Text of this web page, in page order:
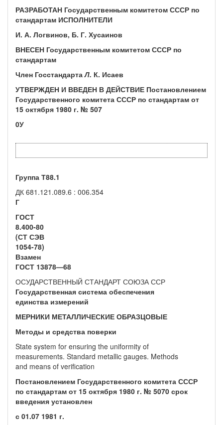
РАЗРАБОТАН Государственным комитетом СССР по
стандартам ИСПОЛНИТЕЛИ
И. А. Логвинов, Б. Г. Хусаинов
ВНЕСЕН Государственным комитетом СССР по
стандартам
Член ГосстандартаЛ. К. Исаев
УТВЕРЖДЕН И ВВЕДЕН В ДЕЙСТВИЕ Постановлением
Государствен­ного комитета СССР по стандартам от
15 октября 1980 г. № 507
0У
Группа Т88.1
ДК 681.121.089.6 : 006.354
Г
ГОСТ
8.400-80
(СТ СЭВ
1054-78)
Взамен
ГОСТ 13878—68
ОСУДАРСТВЕННЫЙ СТАНДАРТ СОЮЗА ССР
Государственная система обеспечения
единства измерений
МЕРНИКИ МЕТАЛЛИЧЕСКИЕ ОБРАЗЦОВЫЕ
Методы и средства поверки
State system for ensuring the uniformity of
measurements. Standard metallic gauges. Methods
and means of verification
Постановлением Государственного комитета СССР
по стандартам от 15 октября 1980 г. № 5070 срок
введения установлен
с 01.07 1981 г.